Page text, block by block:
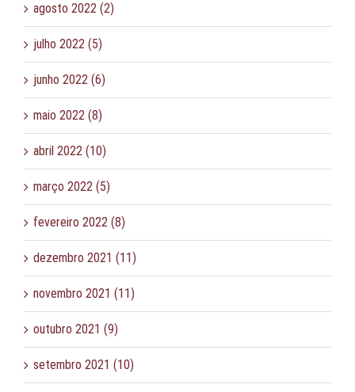
agosto 2022 (2)
julho 2022 (5)
junho 2022 (6)
maio 2022 (8)
abril 2022 (10)
março 2022 (5)
fevereiro 2022 (8)
dezembro 2021 (11)
novembro 2021 (11)
outubro 2021 (9)
setembro 2021 (10)